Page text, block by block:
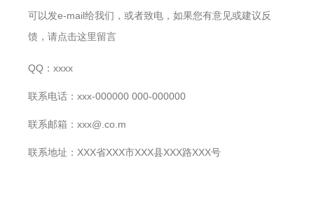
可以发e-mail给我们，或者致电，如果您有意见或建议反
馈，请点击这里留言
QQ：xxxx
联系电话：xxx-000000 000-000000
联系邮箱：xxx@.co.m
联系地址：XXX省XXX市XXX县XXX路XXX号